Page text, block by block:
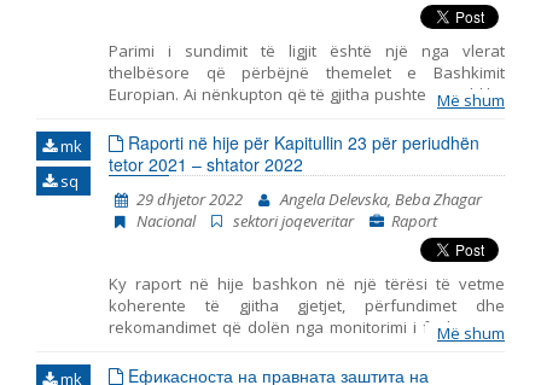
Parimi i sundimit të ligjit është një nga vlerat
thelbësore që përbëjnë themelet e Bashkimit
Europian. Ai nënkupton që të gjitha pushtetet publike
të veprojnë brenda kufijve të vendosur nga ligji, në
përputhje me vlerat e demokracisë dhe respektimin e
të drejtave themelore. Përderisa vendet kandidate
duhet të respektojnë këtë parim dhe të përshtatin
funksionimin e institucioneve të tyre në përputhje me
rrethanat, vendet anëtare të BE-së gjithashtu nuk
përjashtohen nga ky detyrim, apo pasojat që rrjedhin
Më shum
mk
sq
Raporti në hije për Kapitullin 23 për periudhën
tetor 2021 – shtator 2022
29 dhjetor 2022
Angela Delevska, Beba Zhagar
Nacional
sektori joqeveritar Raport
Ky raport në hije bashkon në një tërësi të vetme
koherente të gjitha gjetjet, përfundimet dhe
rekomandimet që dolën nga monitorimi i fushave të
përfshira në Kapitullin 23 – Gjyqësori dhe të drejtat
themelore. Ky është raporti i shtatë i tillë i publikuar
Më shum
mk
Eфикасноста на правната заштита на